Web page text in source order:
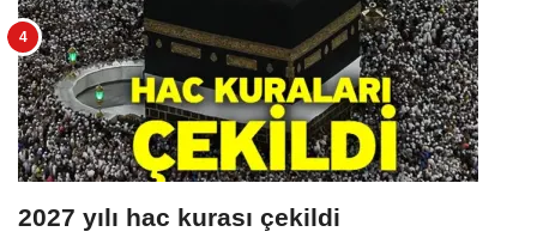
2027 yılı hac kurası çekildi